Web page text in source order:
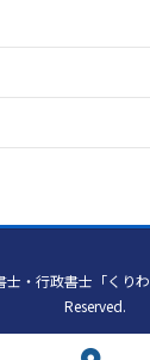
・行政書士「くり
Reserved.